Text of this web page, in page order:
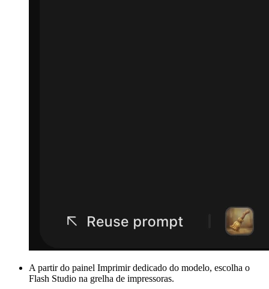
A partir do painel Imprimirdedicado do modelo, escolha o
Flash Studio na grelha de impressoras.